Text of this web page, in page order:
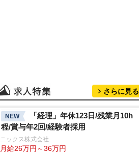
さらに見る
NEW
「経理」年休123日/残業月10h
程/賞与年2回/経験者採用
ニックス株式会社
月給26万円～36万円